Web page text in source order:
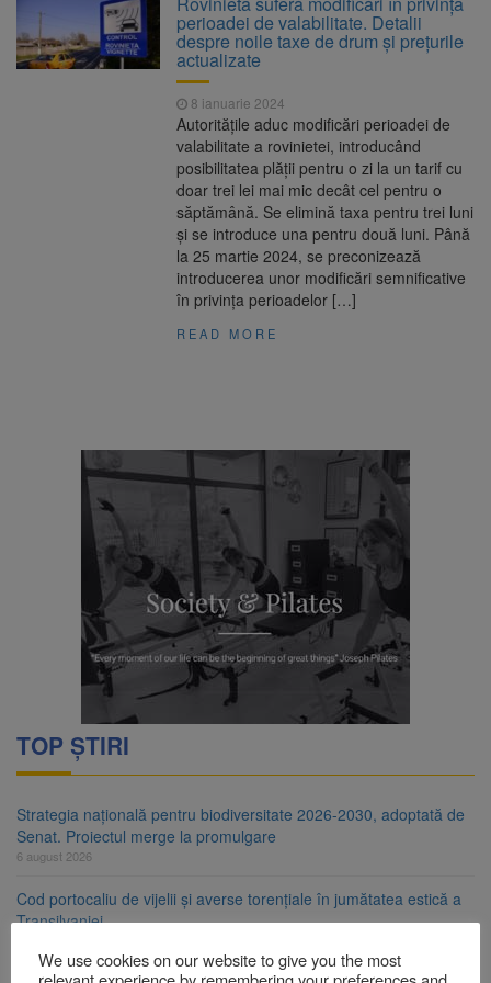
Ormeniș
6 august 2026
AUR a lansat platforma
suspeND.ro pentru urmărirea inițiativei de
suspendare a președintelui Nicușor Dan
Înalta Curte analizează
dosarul lui Călin Georgescu și Horațiu Potra.
Judecătorii decid dacă începe procesul
Strategia națională pentru
biodiversitate 2026-2030, adoptată de Senat.
Proiectul merge la promulgare
perioadei de valabilitate. Detalii
despre noile taxe de drum și prețurile
actualizate
8 ianuarie 2024
Autoritățile aduc modificări perioadei de
valabilitate a rovinietei, introducând
posibilitatea plății pentru o zi la un tarif cu
doar trei lei mai mic decât cel pentru o
săptămână. Se elimină taxa pentru trei luni
și se introduce una pentru două luni. Până
la 25 martie 2024, se preconizează
introducerea unor modificări semnificative
în privința perioadelor […]
READ MORE
TOP ȘTIRI
Strategia națională pentru biodiversitate 2026-2030, adoptată de
Senat. Proiectul merge la promulgare
6 august 2026
Cod portocaliu de vijelii și averse torențiale în jumătatea estică a
Transilvaniei
We use cookies on our website to give you the most